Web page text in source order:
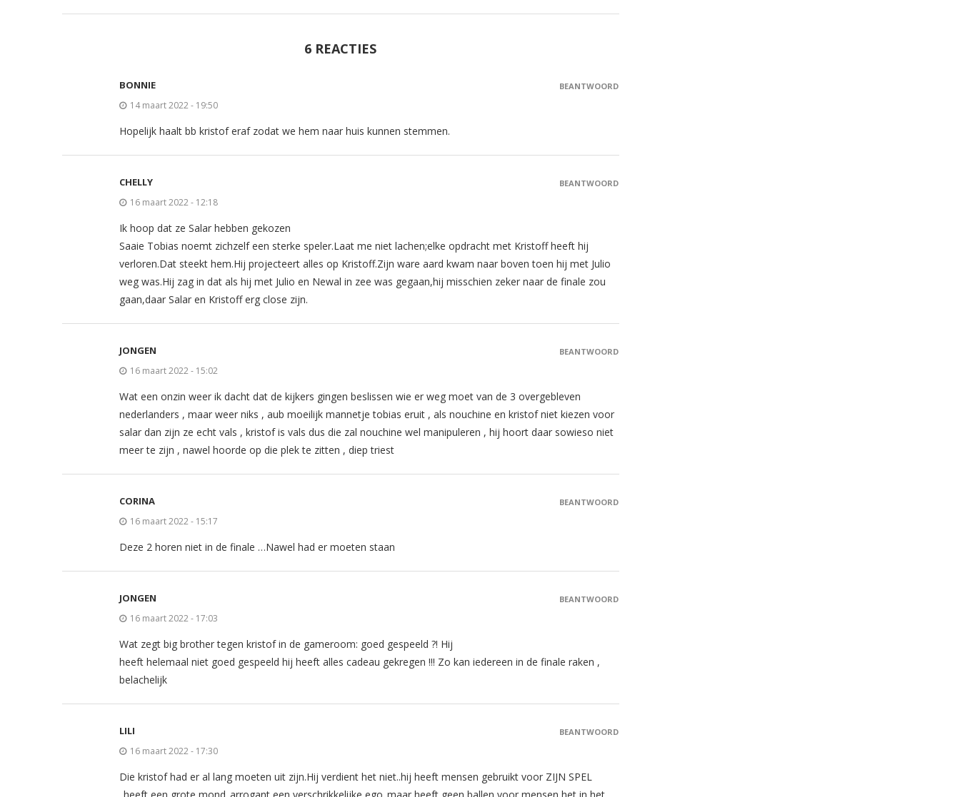
6 REACTIES
BONNIE
14 maart 2022 - 19:50
Hopelijk haalt bb kristof eraf zodat we hem naar huis kunnen stemmen.
BEANTWOORD
CHELLY
16 maart 2022 - 12:18
Ik hoop dat ze Salar hebben gekozen
Saaie Tobias noemt zichzelf een sterke speler.Laat me niet lachen;elke opdracht met Kristoff heeft hij
verloren.Dat steekt hem.Hij projecteert alles op Kristoff.Zijn ware aard kwam naar boven toen hij met Julio
weg was.Hij zag in dat als hij met Julio en Newal in zee was gegaan,hij misschien zeker naar de finale zou
gaan,daar Salar en Kristoff erg close zijn.
BEANTWOORD
JONGEN
16 maart 2022 - 15:02
Wat een onzin weer ik dacht dat de kijkers gingen beslissen wie er weg moet van de 3 overgebleven
nederlanders , maar weer niks , aub moeilijk mannetje tobias eruit , als nouchine en kristof niet kiezen voor
salar dan zijn ze echt vals , kristof is vals dus die zal nouchine wel manipuleren , hij hoort daar sowieso niet
meer te zijn , nawel hoorde op die plek te zitten , diep triest
BEANTWOORD
CORINA
16 maart 2022 - 15:17
Deze 2 horen niet in de finale …Nawel had er moeten staan
BEANTWOORD
JONGEN
16 maart 2022 - 17:03
Wat zegt big brother tegen kristof in de gameroom: goed gespeeld ?! Hij
heeft helemaal niet goed gespeeld hij heeft alles cadeau gekregen !!! Zo kan iedereen in de finale raken ,
belachelijk
BEANTWOORD
LILI
16 maart 2022 - 17:30
Die kristof had er al lang moeten uit zijn.Hij verdient het niet..hij heeft mensen gebruikt voor ZIJN SPEL
..heeft een grote mond..arrogant een verschrikkelijke ego..maar heeft geen ballen voor mensen het in het
BEANTWOORD